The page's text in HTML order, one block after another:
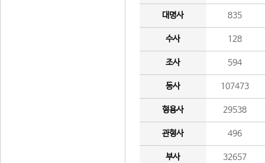
대명사 835
수사 128
조사 594
동사 107473
형용사 29538
관형사 496
부사 32657